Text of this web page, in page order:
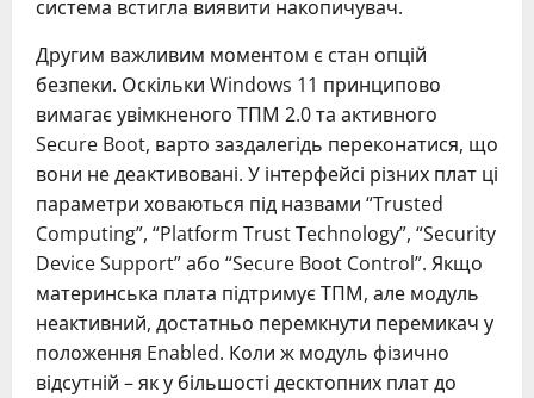
система встигла виявити накопичувач.
Другим важливим моментом є стан опцій
безпеки. Оскільки Windows 11 принципово
вимагає увімкненого ТПМ 2.0 та активного
Secure Boot, варто заздалегідь переконатися, що
вони не деактивовані. У інтерфейсі різних плат ці
параметри ховаються під назвами “Trusted
Computing”, “Platform Trust Technology”, “Security
Device Support” або “Secure Boot Control”. Якщо
материнська плата підтримує ТПМ, але модуль
неактивний, достатньо перемкнути перемикач у
положення Enabled. Коли ж модуль фізично
відсутній – як у більшості десктопних плат до